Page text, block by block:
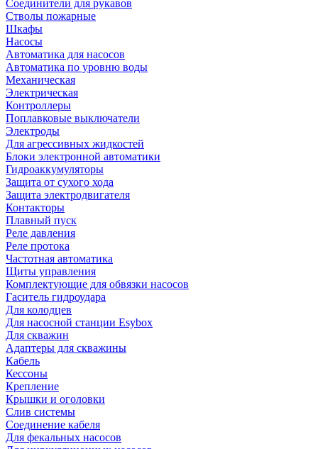
Соединители для рукавов
Стволы пожарные
Шкафы
Насосы
Автоматика для насосов
Автоматика по уровню воды
Механическая
Электрическая
Контроллеры
Поплавковые выключатели
Электроды
Для агрессивных жидкостей
Блоки электронной автоматики
Гидроаккумуляторы
Защита от сухого хода
Защита электродвигателя
Контакторы
Плавный пуск
Реле давления
Реле протока
Частотная автоматика
Щиты управления
Комплектующие для обвязки насосов
Гаситель гидроудара
Для колодцев
Для насосной станции Esybox
Для скважин
Адаптеры для скважины
Кабель
Кессоны
Крепление
Крышки и оголовки
Слив системы
Соединение кабеля
Для фекальных насосов